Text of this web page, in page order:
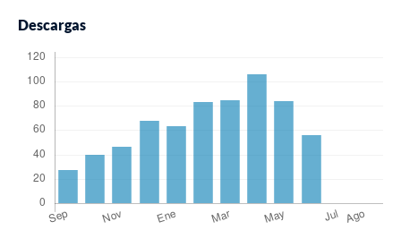
Descargas